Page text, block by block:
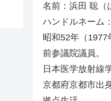
名前：浜田 聡（
ハンドルネーム
昭和52年（1977
前参議院議員。
日本医学放射線
京都府京都市出